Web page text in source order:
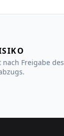
nach Freigabe des